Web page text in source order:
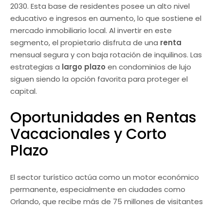
2030. Esta base de residentes posee un alto nivel
educativo e ingresos en aumento, lo que sostiene el
mercado inmobiliario local. Al invertir en este
segmento, el propietario disfruta de una renta
mensual segura y con baja rotación de inquilinos. Las
estrategias a largo plazo en condominios de lujo
siguen siendo la opción favorita para proteger el
capital.
Oportunidades en Rentas
Vacacionales y Corto
Plazo
El sector turístico actúa como un motor económico
permanente, especialmente en ciudades como
Orlando, que recibe más de 75 millones de visitantes